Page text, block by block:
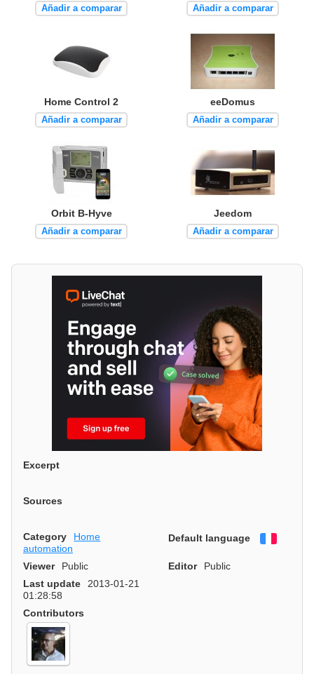
Añadir a comparar Añadir a comparar
Home Control 2
Añadir a comparar
eeDomus
Añadir a comparar
Orbit B-Hyve
Añadir a comparar
Jeedom
Añadir a comparar
Excerpt
Sources
Category
Home
automation
Default language
Viewer Public Editor
Public
Last update
2013-01-21
01:28:58
Contributors